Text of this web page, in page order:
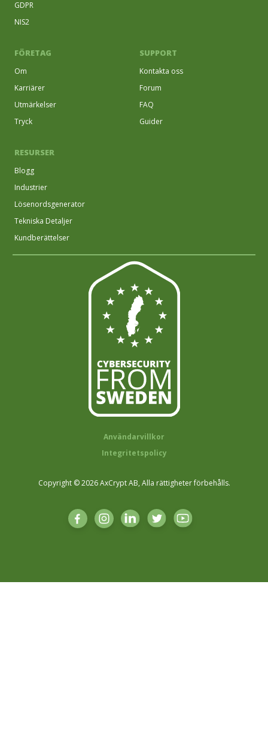
GDPR
NIS2
FÖRETAG
Om
Karriärer
Utmärkelser
Tryck
SUPPORT
Kontakta oss
Forum
FAQ
Guider
RESURSER
Blogg
Industrier
Lösenordsgenerator
Tekniska Detaljer
Kundberättelser
Användarvillkor
Integritetspolicy
Copyright © 2026 AxCrypt AB, Alla rättigheter förbehålls.